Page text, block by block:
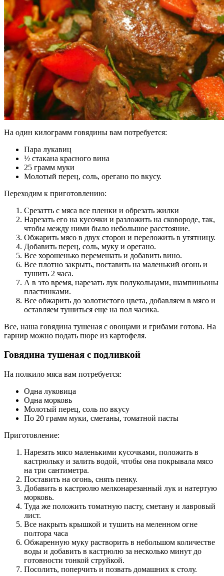
На один килограмм говядины вам потребуется:
Пара лукавиц
½ стакана красного вина
25 грамм муки
Молотый перец, соль, орегано по вкусу.
Переходим к приготовлению:
Срезатть с мяса все пленки и обрезать жилки
Нарезать его на кусочки и разложить на сковороде, так,
чтобы между ними было небольшое расстояние.
Обжарить мясо в двух сторон и переложить в утятницу.
Добавить перец, соль, муку и орегано.
Все хорошенько перемешать и добавить вино.
Все плотно закрыть, поставить на маленький огонь и
тушить 2 часа.
А в это время, нарезать лук полукольцами, шампиньоны
пластинками.
Все обжарить до золотистого цвета, добавляем в мясо и
оставляем тушиться еще на пол часика.
Все, наша говядина тушеная с овощами и грибами готова. На
гарнир можно подать пюре из картофеля.
Говядина тушеная с подливкой
На полкило мяса вам потребуется:
Одна луковица
Одна морковь
Молотый перец, соль по вкусу
По 20 грамм муки, сметаны, томатной пасты
Приготовление:
Нарезать мясо маленькими кусочками, положить в
кастрюльку и залить водой, чтобы она покрывала мясо
на три сантиметра.
Поставить на огонь, снять пенку.
Добавить в кастрюлю мелконарезанный лук и натертую
морковь.
Туда же положить томатную пасту, сметану и лавровый
лист.
Все накрыть крышкой и тушить на меленном огне
полтора часа
Обжаренную муку растворить в небольшом количестве
воды и добавить в кастрюлю за несколько минут до
готовности тонкой струйкой.
Посолить, поперчить и позвать домашних к столу.